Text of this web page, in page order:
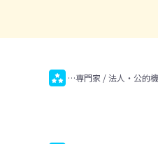
…専門家 / 法人・公的